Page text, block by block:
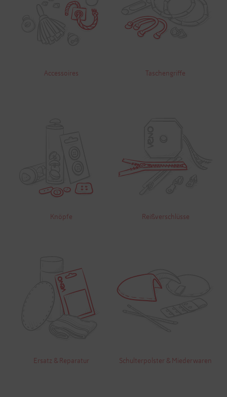
Accessoires Taschengriffe
Knöpfe Reißverschlüsse
Ersatz & Reparatur Schulterpolster & Miederwaren